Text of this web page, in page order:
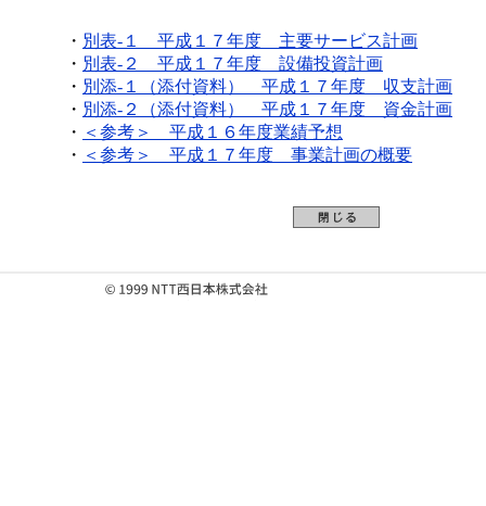
・ 別表-１ 平成１７年度 主要サービス計画
・ 別表-２ 平成１７年度 設備投資計画
・ 別添-１（添付資料） 平成１７年度 収支計画
・ 別添-２（添付資料） 平成１７年度 資金計画
・ ＜参考＞ 平成１６年度業績予想
・ ＜参考＞ 平成１７年度 事業計画の概要